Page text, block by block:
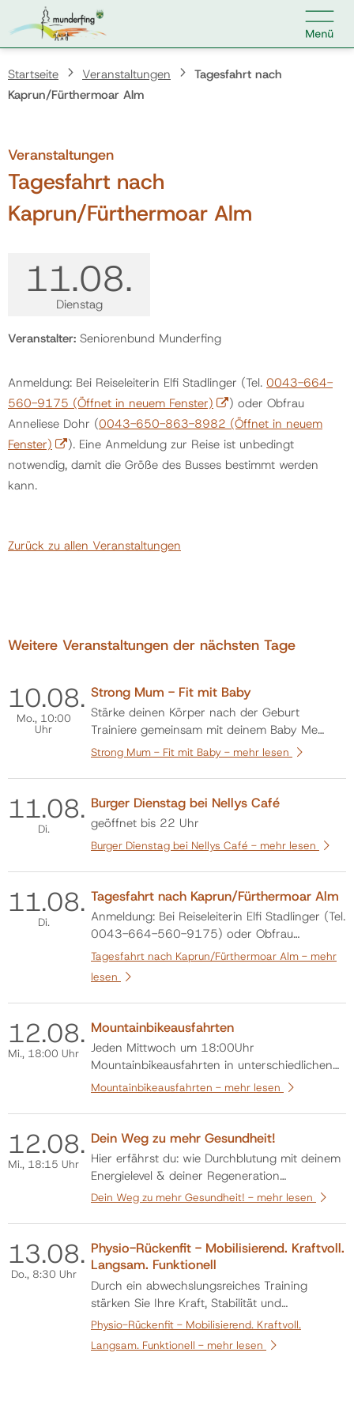
Kontakt 
Suche nach:
Home
Kundenservice
Veranstaltungen
Jobs
Politik
Gemeinde
Startseite Veranstaltungen
Tagesfahrt nach
Kaprun/Fürthermoar Alm
Veranstaltungen
Tagesfahrt nach
Kaprun/Fürthermoar Alm
11.08.
Dienstag
Veranstalter: Seniorenbund Munderfing
Anmeldung: Bei Reiseleiterin Elfi Stadlinger (Tel. 0043-664-
560-9175 (Öffnet in neuem Fenster)
) oder Obfrau
Anneliese Dohr (0043-650-863-8982 (Öffnet in neuem
Fenster)
). Eine Anmeldung zur Reise ist unbedingt
notwendig, damit die Größe des Busses bestimmt werden
kann.
Zurück zu allen Veranstaltungen
Weitere Veranstaltungen der nächsten Tage
10.08.
Mo., 10:00
Uhr
Strong Mum - Fit mit Baby
Stärke deinen Körper nach der Geburt
Trainiere gemeinsam mit deinem Baby Me
Time, die dir gut tut Rückerstattung von der
Strong Mum - Fit mit Baby - mehr lesen
11.08.
Di.
Burger Dienstag bei Nellys Café
geöffnet bis 22 Uhr
Burger Dienstag bei Nellys Café - mehr lesen
11.08.
Di.
Tagesfahrt nach Kaprun/Fürthermoar Alm
Anmeldung: Bei Reiseleiterin Elfi Stadlinger (Tel.
0043-664-560-9175) oder Obfrau
Anneliese Dohr (0043-650-863-8982). Eine
Anmeldung zur Reise ist unbedingt notwendig,
damit die Größe des Busses bestimmt werden
kann.
Tagesfahrt nach Kaprun/Fürthermoar Alm - mehr
lesen
12.08.
Mi., 18:00 Uhr
Mountainbikeausfahrten
Jeden Mittwoch um 18:00Uhr
Mountainbikeausfahrten in unterschiedlichen
Gruppen.
Mountainbikeausfahrten - mehr lesen
12.08.
Mi., 18:15 Uhr
Dein Weg zu mehr Gesundheit!
Hier erfährst du: wie Durchblutung mit deinem
Energielevel & deiner Regeneration
zusammenhängt wie du auf natürliche Weise
kannst was Erkrankungen, schlechte
Wundheilung, Schlafstörungen & Schmerzen
mit deinen Zellen zu tun haben und wie du
die…
Dein Weg zu mehr Gesundheit! - mehr lesen
13.08.
Do., 8:30 Uhr
Physio-Rückenfit - Mobilisierend. Kraftvoll.
Langsam. Funktionell
Durch ein abwechslungsreiches Training
stärken Sie Ihre Kraft, Stabilität und
Beweglichkeit im gesamten Körper – gezielt zur
Linderung und Vorbeugung von Beschwerden.
Das erwartet Sie • Kräftigung der gesamten
Physio-Rückenfit - Mobilisierend. Kraftvoll.
Langsam. Funktionell - mehr lesen